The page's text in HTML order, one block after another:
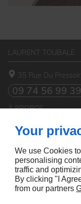
LAURENT TOUBALE
35 Rue Du
09 74 56 99 39
À PROPOS
Accueil
Contact
SUIVEZ-NOUS
Your
We use Cookies
personalising
traffic and
By clicking "I
from our partners